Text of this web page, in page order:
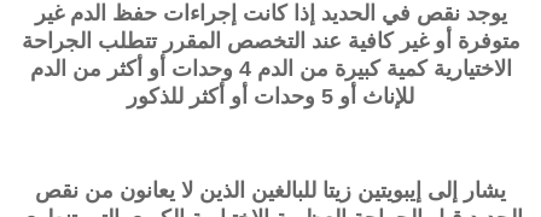
يوجد نقص في الحديد إذا كانت إجراءات حفظ الدم غير
متوفرة أو غير كافية عند التخصص المقرر تتطلب الجراحة
الاختيارية كمية كبيرة من الدم 4 وحدات أو أكثر من الدم
للإناث أو 5 وحدات أو أكثر للذكور
يشار إلى إيبويتين زيتا للبالغين الذين لا يعانون من نقص